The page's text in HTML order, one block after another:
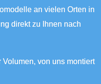
an vielen Orten in
direkt zu Ihnen nach